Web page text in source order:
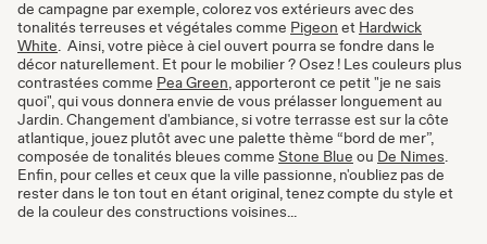
de campagne par exemple, colorez vos extérieurs avec des
tonalités terreuses et végétales comme Pigeon et Hardwick
White . Ainsi, votre pièce à ciel ouvert pourra se fondre dans le
décor naturellement. Et pour le mobilier ? Osez ! Les couleurs plus
contrastées comme Pea Green , apporteront ce petit "je ne sais
quoi", qui vous donnera envie de vous prélasser longuement au
Jardin. Changement d'ambiance, si votre terrasse est sur la côte
atlantique, jouez plutôt avec une palette thème “bord de mer”,
composée de tonalités bleues comme Stone Blue ou De Nimes
Enfin, pour celles et ceux que la ville passionne, n'oubliez pas de
rester dans le ton tout en étant original, tenez compte du style et
de la couleur des constructions voisines...